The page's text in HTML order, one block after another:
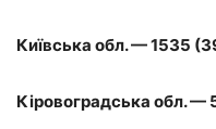
Київська обл. — 1535
Кіровоградська обл.